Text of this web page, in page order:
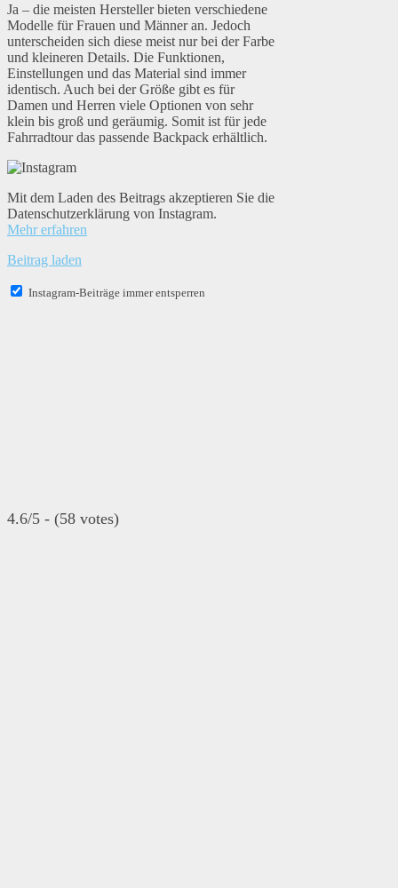
Ja – die meisten Hersteller bieten verschiedene
Modelle für Frauen und Männer an. Jedoch
unterscheiden sich diese meist nur bei der Farbe
und kleineren Details. Die Funktionen,
Einstellungen und das Material sind immer
identisch. Auch bei der Größe gibt es für
Damen und Herren viele Optionen von sehr
klein bis groß und geräumig. Somit ist für jede
Fahrradtour das passende Backpack erhältlich.
Mit dem Laden des Beitrags akzeptieren Sie die
Datenschutzerklärung von Instagram.
Mehr erfahren
Beitrag laden
Instagram-Beiträge immer entsperren
4.6/5 - (58 votes)